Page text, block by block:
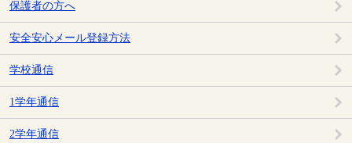
保護者の方へ
安全安心メール登録方法
学校通信
1学年通信
2学年通信